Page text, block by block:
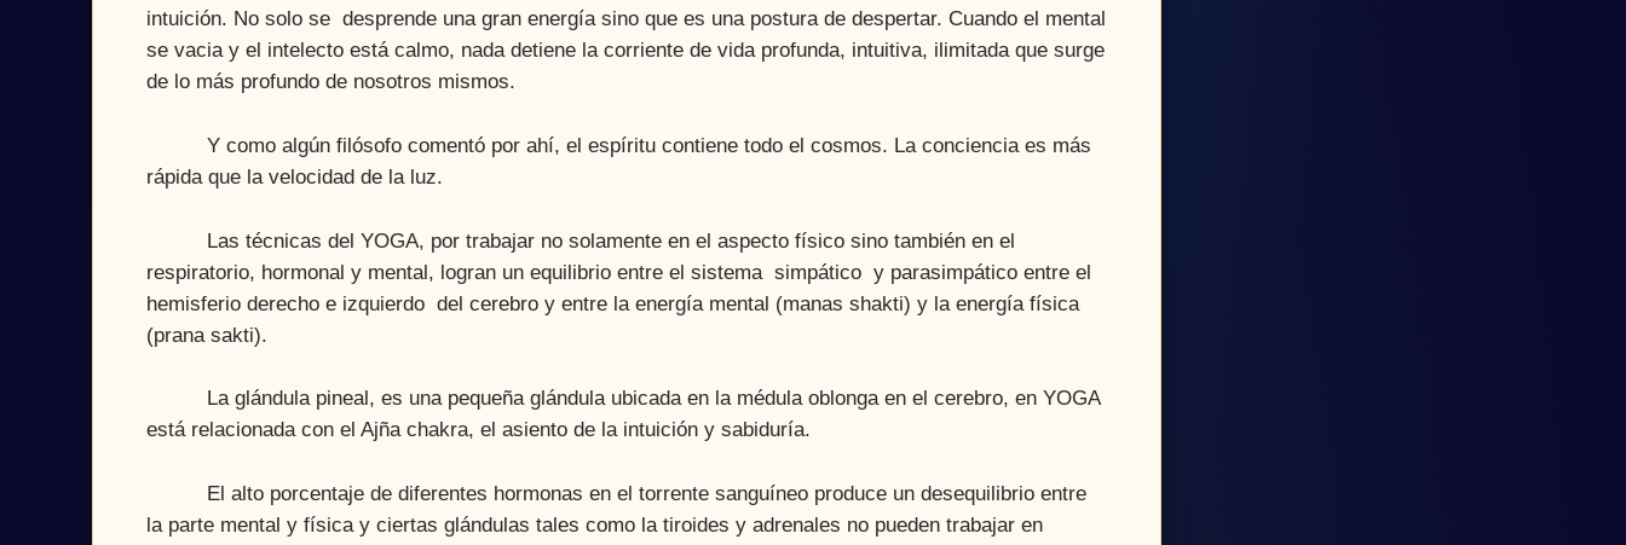
intuición. No solo se desprende una gran energía sino que es una postura de despertar. Cuando el mental
se vacia y el intelecto está calmo, nada detiene la corriente de vida profunda, intuitiva, ilimitada que surge
de lo más profundo de nosotros mismos.
Y como algún filósofo comentó por ahí, el espíritu contiene todo el cosmos. La conciencia es más
rápida que la velocidad de la luz.
Las técnicas del YOGA, por trabajar no solamente en el aspecto físico sino también en el
respiratorio, hormonal y mental, logran un equilibrio entre el sistema simpático y parasimpático entre el
hemisferio derecho e izquierdo del cerebro y entre la energía mental (manas shakti) y la energía física
(prana sakti).
La glándula pineal, es una pequeña glándula ubicada en la médula oblonga en el cerebro, en YOGA
está relacionada con el Ajña chakra, el asiento de la intuición y sabiduría.
El alto porcentaje de diferentes hormonas en el torrente sanguíneo produce un desequilibrio entre
la parte mental y física y ciertas glándulas tales como la tiroides y adrenales no pueden trabajar en